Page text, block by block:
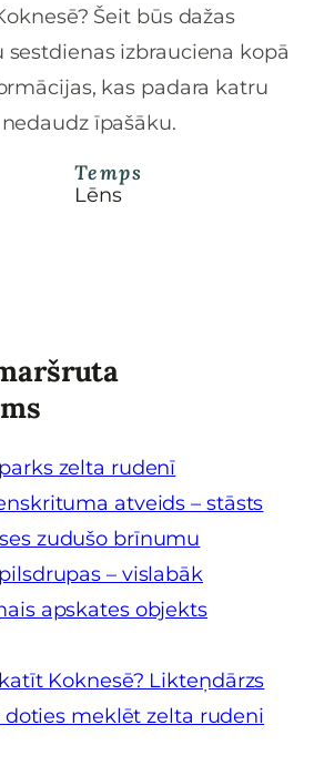
Šeit būs dažas
sestdienas izbrauciena kopā
kas padara katru
īpašāku.
Temps
Lēns
zelta rudenī
atveids – stāsts
zudušo brīnumu
– vislabāk
apskates objekts
Koknesē? Likteņdārzs
doties meklēt zelta rudeni